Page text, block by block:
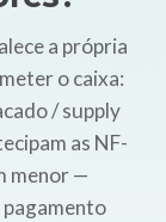
a própria
o caixa:
/ supply
as NF-
menor —